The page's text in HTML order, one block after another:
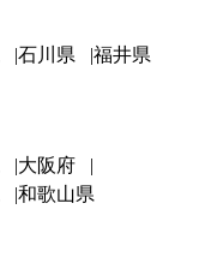
石川県 福井県
大阪府
和歌山県